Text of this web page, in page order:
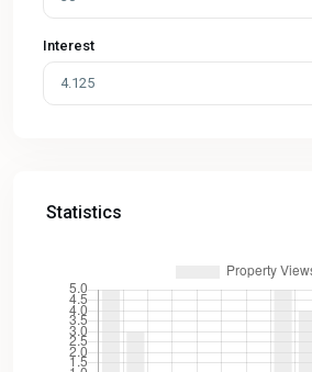
Interest
Statistics